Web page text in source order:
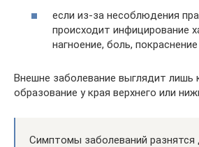
если из-за несоблюдения
происходит инфицирование
нагноение, боль,
Внешне заболевание выглядит лишь
образование у края верхнего или
Симптомы заболеваний разнятся